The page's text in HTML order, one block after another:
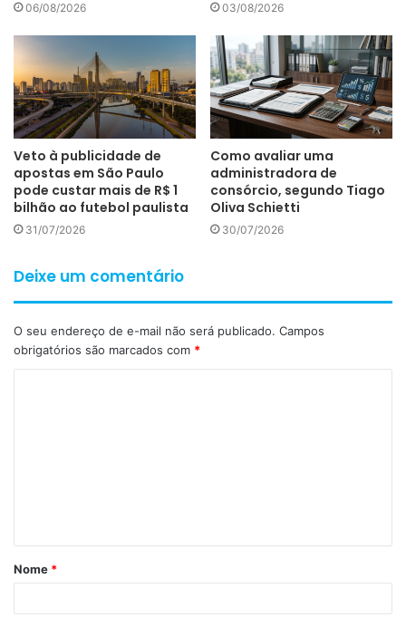
06/08/2026 03/08/2026
Veto à publicidade de
apostas em São Paulo
pode custar mais de R$ 1
bilhão ao futebol paulista
31/07/2026
Como avaliar uma
administradora de
consórcio, segundo Tiago
Oliva Schietti
30/07/2026
Deixe um comentário
O seu endereço de e-mail não será publicado. Campos
obrigatórios são marcados com *
á
r
Nome *